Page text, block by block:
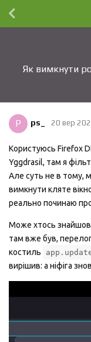
Як вимкнути
P ps_ 20 вер
Користуюсь Firefox
Yggdrasil, там я
Але суть не в тому,
вимкнути кляте
реально починаю
Може хтось знайшов
там вже був,
костиль
вирішив: а ніфіга